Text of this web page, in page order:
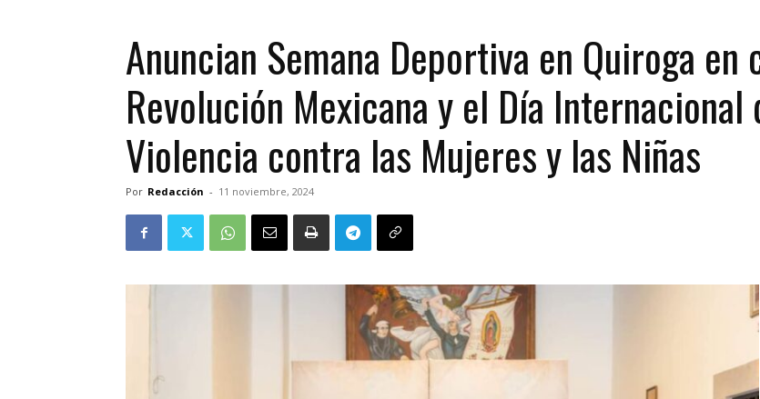
Anuncian Semana Deportiva en Quiroga
Revolución Mexicana y el Día
Violencia contra las Mujeres y las Niñas
Por Redacción - 11 noviembre, 2024